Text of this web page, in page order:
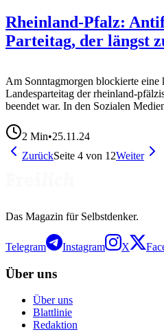
Rheinland-Pfalz:
Parteitag, der längst
Am Sonntagmorgen blockierte eine
Landesparteitag der rheinland-
beendet war. In den Sozialen
2 Min•25.11.24
ZurückSeite 4 von 12Weiter
Das Magazin für Selbstdenker.
Telegram Instagram X
Über uns
Über uns
Blattlinie
Redaktion